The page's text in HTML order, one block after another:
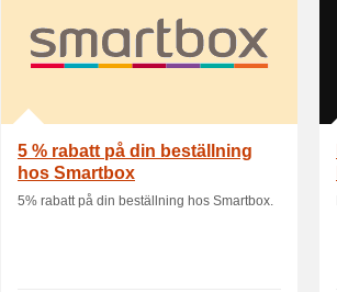
5 % rabatt på din beställning
hos Smartbox
5% rabatt på din beställning hos Smartbox.